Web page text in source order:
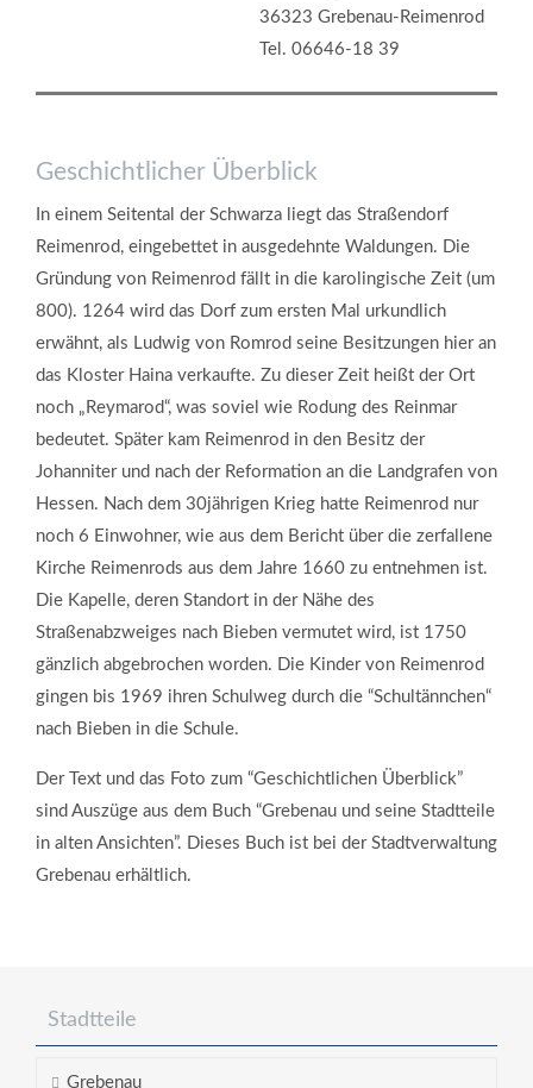
36323 Grebenau-Reimenrod
Tel. 06646-18 39
Geschichtlicher Überblick
In einem Seitental der Schwarza liegt das Straßendorf
Reimenrod, eingebettet in ausgedehnte Waldungen. Die
Gründung von Reimenrod fällt in die karolingische Zeit (um
800). 1264 wird das Dorf zum ersten Mal urkundlich
erwähnt, als Ludwig von Romrod seine Besitzungen hier an
das Kloster Haina verkaufte. Zu dieser Zeit heißt der Ort
noch „Reymarod“, was soviel wie Rodung des Reinmar
bedeutet. Später kam Reimenrod in den Besitz der
Johanniter und nach der Reformation an die Landgrafen von
Hessen. Nach dem 30jährigen Krieg hatte Reimenrod nur
noch 6 Einwohner, wie aus dem Bericht über die zerfallene
Kirche Reimenrods aus dem Jahre 1660 zu entnehmen ist.
Die Kapelle, deren Standort in der Nähe des
Straßenabzweiges nach Bieben vermutet wird, ist 1750
gänzlich abgebrochen worden. Die Kinder von Reimenrod
gingen bis 1969 ihren Schulweg durch die “Schultännchen“
nach Bieben in die Schule.
Der Text und das Foto zum “Geschichtlichen Überblick”
sind Auszüge aus dem Buch “Grebenau und seine Stadtteile
in alten Ansichten”. Dieses Buch ist bei der Stadtverwaltung
Grebenau erhältlich.
Stadtteile
Grebenau